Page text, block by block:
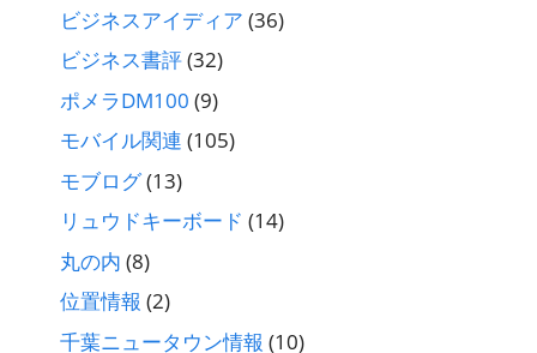
ビジネスアイディア (36)
ビジネス書評(32)
ポメラDM100 (9)
モバイル関連 (105)
モブログ(13)
リュウドキーボード (14)
丸の内 (8)
位置情報 (2)
千葉ニュータウン情報 (10)